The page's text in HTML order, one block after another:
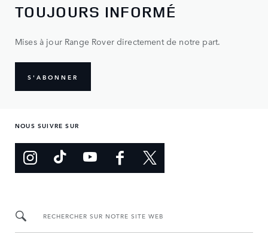
TOUJOURS INFORMÉ
Mises à jour Range Rover directement de notre part.
S'ABONNER
NOUS SUIVRE SUR
RECHERCHER SUR NOTRE SITE WEB